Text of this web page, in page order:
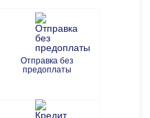
Отправка без
предоплаты